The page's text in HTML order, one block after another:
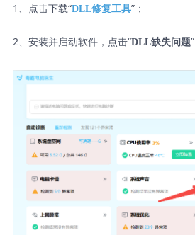
1、点击下载“DLL修复工具”；
2、安装并启动软件，点击“DLL缺失问题”